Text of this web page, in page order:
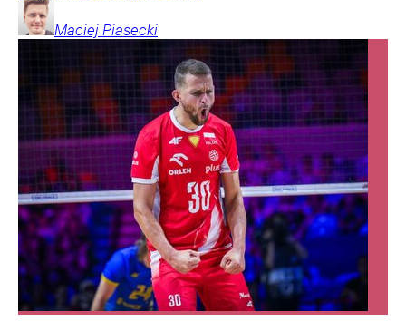
Maciej Piasecki